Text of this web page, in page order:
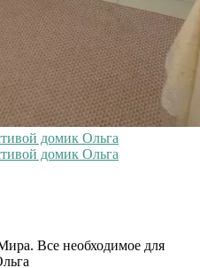
Все необходимое для